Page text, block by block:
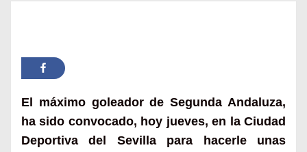
El máximo goleador de Segunda Andaluza,
ha sido convocado, hoy jueves, en la Ciudad
Deportiva del Sevilla para hacerle unas